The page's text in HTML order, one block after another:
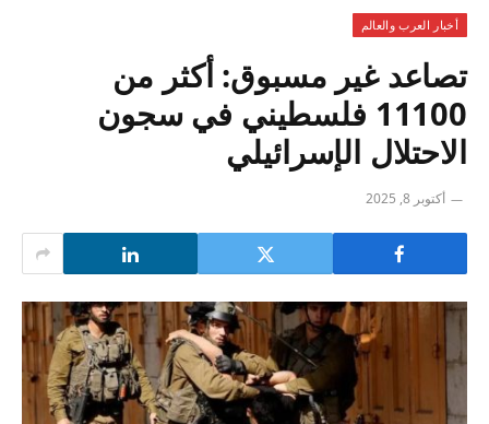
أخبار العرب والعالم
تصاعد غير مسبوق: أكثر من
11100 فلسطيني في سجون
الاحتلال الإسرائيلي
أكتوبر 8, 2025